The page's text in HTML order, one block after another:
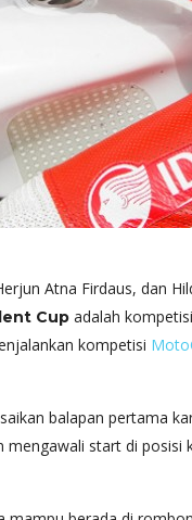
Atna Firdaus, dan
Cup adalah kompetisi
kompetisi
balapan pertama
start di